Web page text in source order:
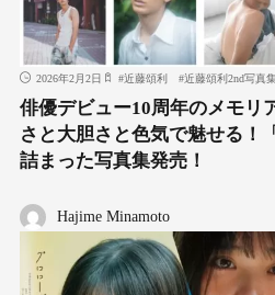
2026年2月2日 #近藤頌利 #近藤頌利2nd写真
俳優デビュー10周年のメモリ
さと大胆さと色気で魅せる！
詰まった写真集発売！
Hajime Minamoto